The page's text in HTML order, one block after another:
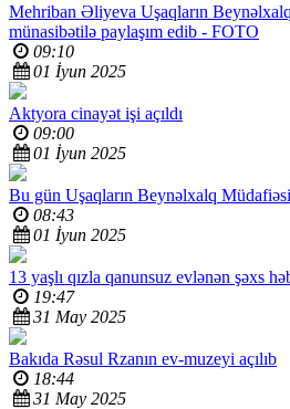
Mehriban Əliyeva Uşaqların
münasibətilə paylaşım edib - FOTO
09:10
01 İyun 2025
Aktyora cinayət işi açıldı
09:00
01 İyun 2025
Bu gün Uşaqların Beynəlxalq
08:43
01 İyun 2025
13 yaşlı qızla qanunsuz evlənən şəxs
19:47
31 May 2025
Bakıda Rəsul Rzanın ev-muzeyi açılıb
18:44
31 May 2025